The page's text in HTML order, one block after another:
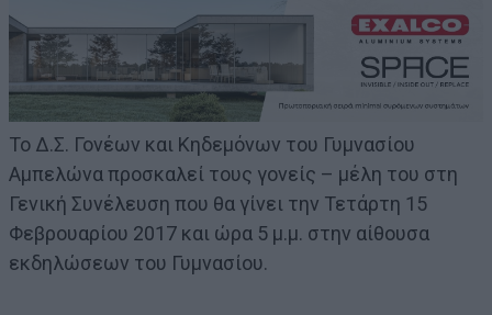
Το Δ.Σ. Γονέων και Κηδεμόνων του Γυμνασίου
Αμπελώνα προσκαλεί τους γονείς – μέλη του στη
Γενική Συνέλευση που θα γίνει την Τετάρτη 15
Φεβρουαρίου 2017 και ώρα 5 μ.μ. στην αίθουσα
εκδηλώσεων του Γυμνασίου.